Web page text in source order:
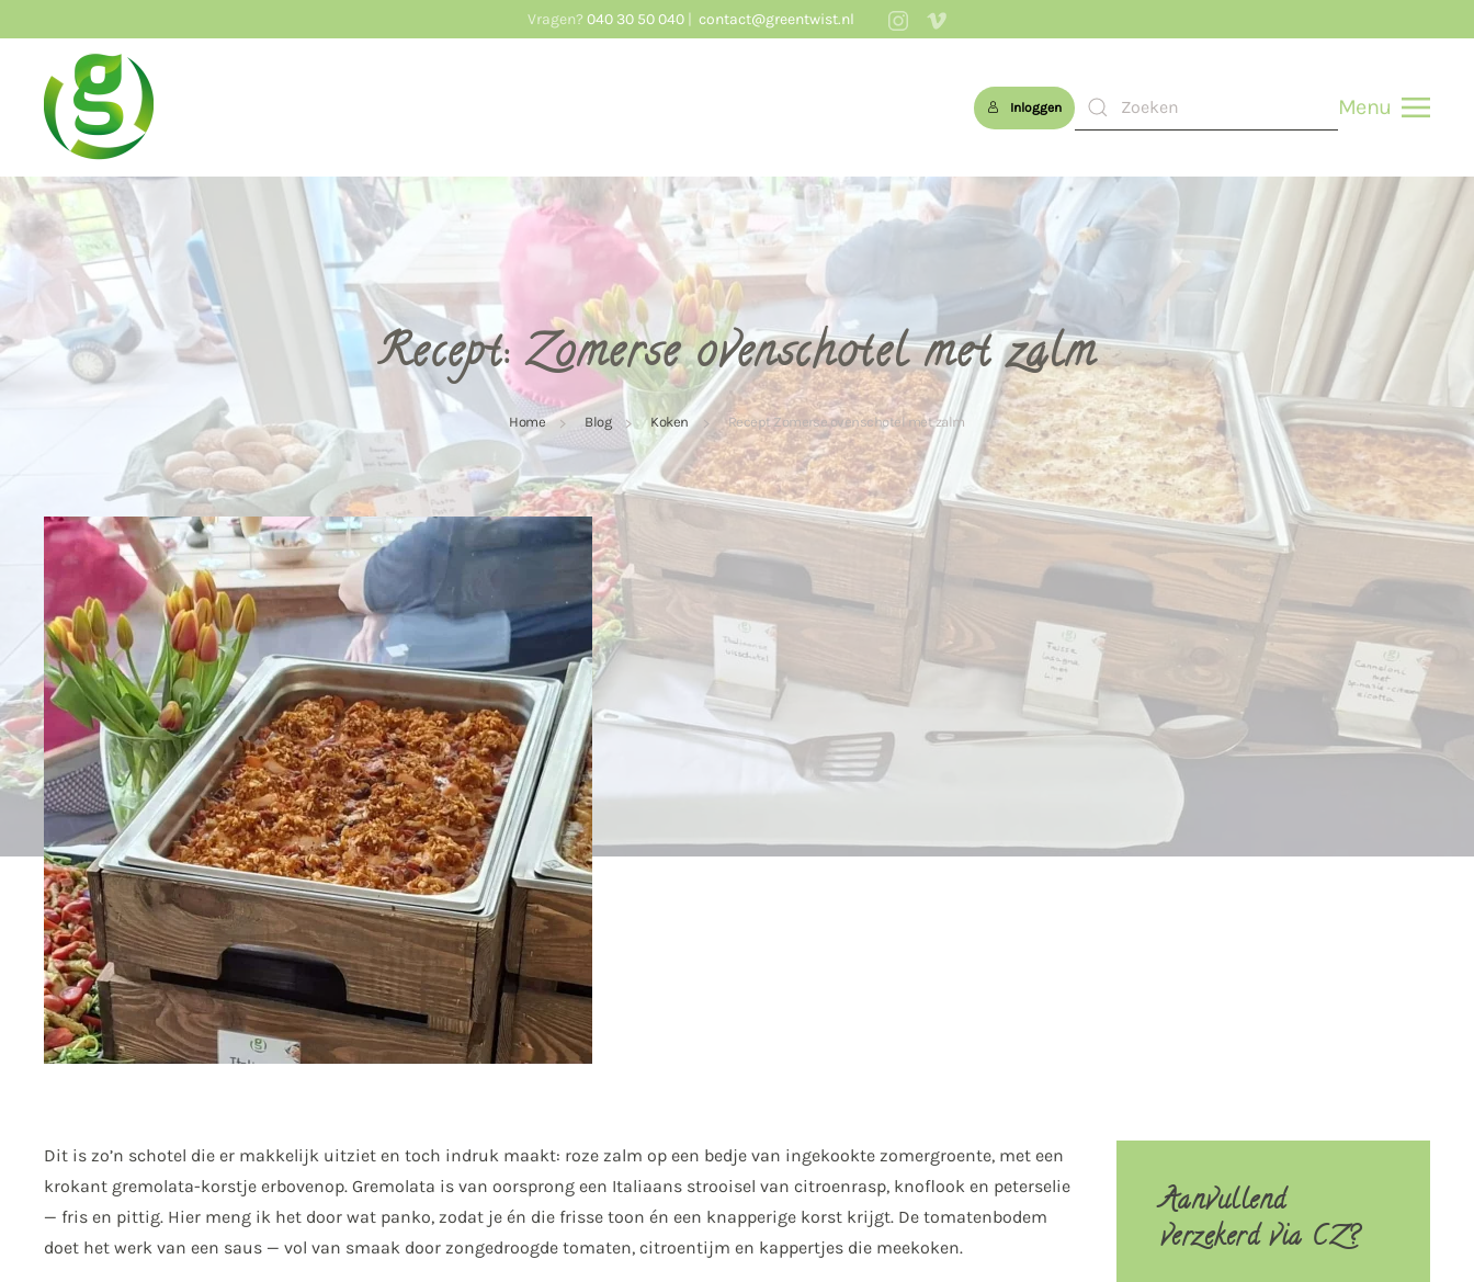
Skip to main content
Vragen?040 30 50 040| contact@greentwist.nl
Inloggen Menu
Recept: Zomerse ovenschotel met zalm
Home Blog Koken Recept Zomerse ovenschotel met zalm
Dit is zo’n schotel die er makkelijk uitziet en toch indruk maakt: roze zalm op een bedje van ingekookte zomergroente, met een
krokant gremolata-korstje erbovenop. Gremolata is van oorsprong een Italiaans strooisel van citroenrasp, knoflook en peterselie
— fris en pittig. Hier meng ik het door wat panko, zodat je én die frisse toon én een knapperige korst krijgt. De tomatenbodem
doet het werk van een saus — vol van smaak door zongedroogde tomaten, citroentijm en kappertjes die meekoken.
Aanvullend
verzekerd via CZ?